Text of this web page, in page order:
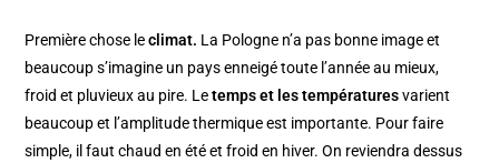
Première chose leclimat. La Pologne n’a pas bonne image et
beaucoup s’imagine un pays enneigé toute l’année au mieux,
froid et pluvieux au pire. Letemps et les températuresvarient
beaucoup et l’amplitude thermique est importante. Pour faire
simple, il faut chaud en été et froid en hiver. On reviendra dessus